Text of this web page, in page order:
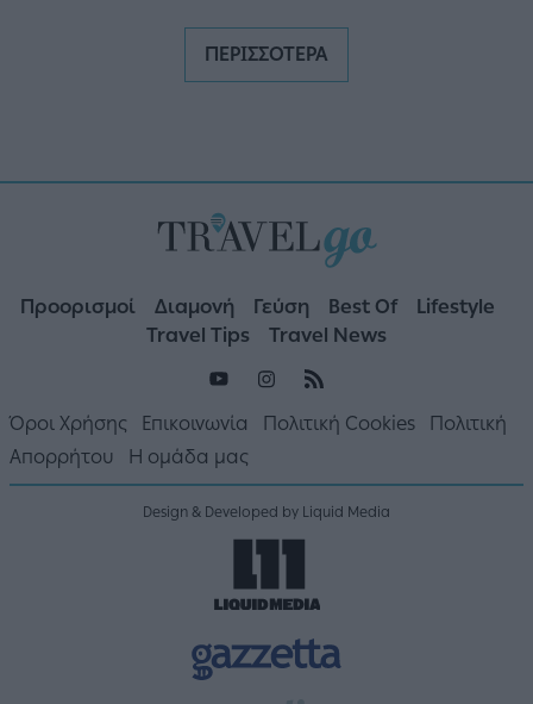
ΠΕΡΙΣΣΟΤΕΡΑ
Προορισμοί Διαμονή Γεύση Best Of
Lifestyle
Travel Tips
Travel News
Όροι Χρήσης Επικοινωνία Πολιτική Cookies
Πολιτική
Απορρήτου
Η ομάδα μας
Design & Developed by Liquid Media